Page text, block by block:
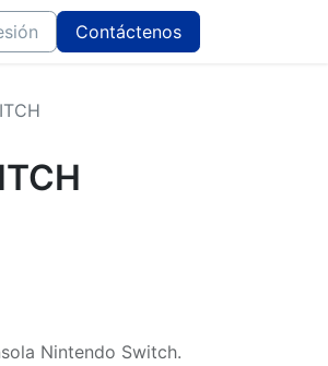
Contáctenos
Nintendo Switch.